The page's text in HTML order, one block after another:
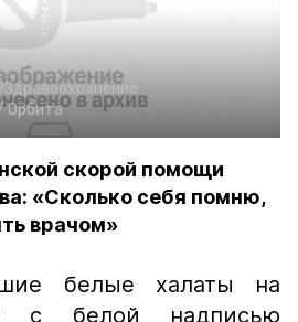
Здравоохранение
Орбита
скорой помощи
«Сколько себя помню,
врачом»
белые халаты на
с белой надписью